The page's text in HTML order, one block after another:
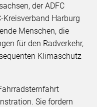
der ADFC
Kreisverband Harburg
Menschen, die
für den Radverkehr,
Klimaschutz
Sie fordern